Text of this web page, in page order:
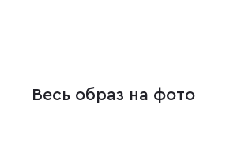
Весь образ на фото